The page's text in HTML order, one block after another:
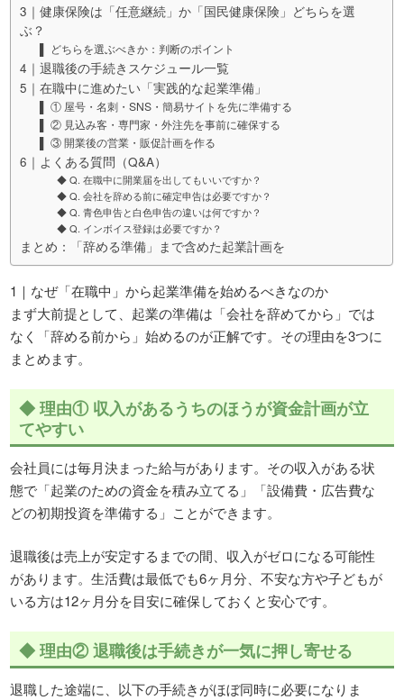
3｜健康保険は「任意継続」か「国民健康保険」どちらを選
ぶ？
▌ どちらを選ぶべきか：判断のポイント
4｜退職後の手続きスケジュール一覧
5｜在職中に進めたい「実践的な起業準備」
▌ ① 屋号・名刺・SNS・簡易サイトを先に準備する
▌ ② 見込み客・専門家・外注先を事前に確保する
▌ ③ 開業後の営業・販促計画を作る
6｜よくある質問（Q&A）
◆ Q. 在職中に開業届を出してもいいですか？
◆ Q. 会社を辞める前に確定申告は必要ですか？
◆ Q. 青色申告と白色申告の違いは何ですか？
◆ Q. インボイス登録は必要ですか？
まとめ：「辞める準備」まで含めた起業計画を
1｜なぜ「在職中」から起業準備を始めるべきなのか
まず大前提として、起業の準備は「会社を辞めてから」では
なく「辞める前から」始めるのが正解です。その理由を3つに
まとめます。
◆ 理由① 収入があるうちのほうが資金計画が立
てやすい
会社員には毎月決まった給与があります。その収入がある状
態で「起業のための資金を積み立てる」「設備費・広告費な
どの初期投資を準備する」ことができます。
退職後は売上が安定するまでの間、収入がゼロになる可能性
があります。生活費は最低でも6ヶ月分、不安な方や子どもが
いる方は12ヶ月分を目安に確保しておくと安心です。
◆ 理由② 退職後は手続きが一気に押し寄せる
退職した途端に、以下の手続きがほぼ同時に必要になりま